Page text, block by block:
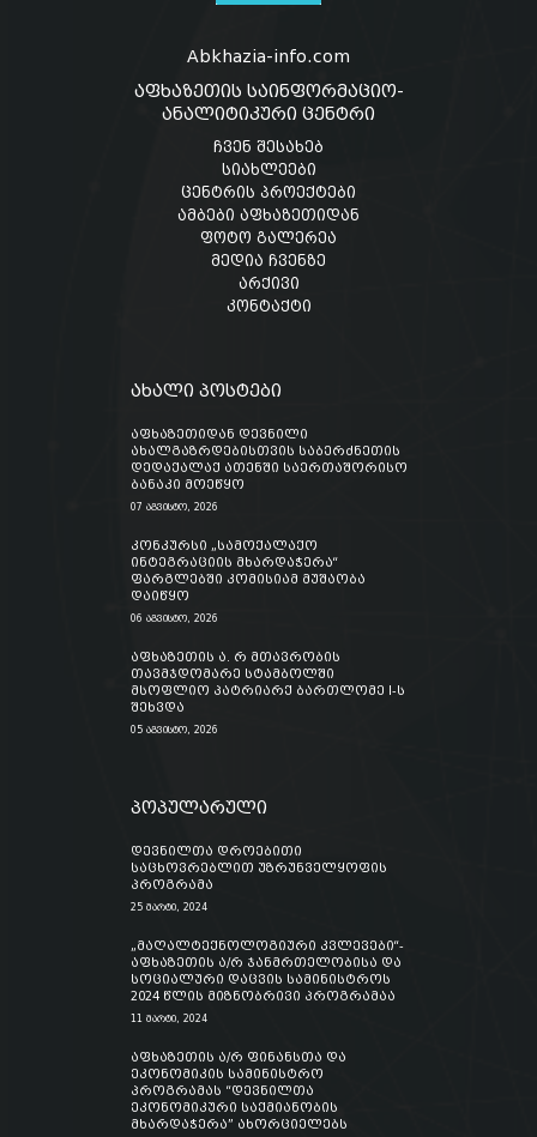
Abkhazia-info.com
აფხაზეთის საინფორმაციო-
ანალიტიკური ცენტრი
ჩვენ შესახებ
სიახლეები
ცენტრის პროექტები
ამბები აფხაზეთიდან
ფოტო გალერეა
მედია ჩვენზე
არქივი
კონტაქტი
ახალი პოსტები
აფხაზეთიდან დევნილი
ახალგაზრდებისთვის საბერძნეთის
დედაქალაქ ათენში საერთაშორისო
ბანაკი მოეწყო
07 აგვისტო, 2026
კონკურსი „სამოქალაქო
ინტეგრაციის მხარდაჭერა“
ფარგლებში კომისიამ მუშაობა
დაიწყო
06 აგვისტო, 2026
აფხაზეთის ა. რ მთავრობის
თავმჯდომარე სტამბოლში
მსოფლიო პატრიარქ ბართლომე I-ს
შეხვდა
05 აგვისტო, 2026
პოპულარული
დევნილთა დროებითი
საცხოვრებლით უზრუნველყოფის
პროგრამა
25 მარტი, 2024
„მაღალტექნოლოგიური კვლევები“-
აფხაზეთის ა/რ ჯანმრთელობისა და
სოციალური დაცვის სამინისტროს
2024 წლის მიზნობრივი პროგრამაა
11 მარტი, 2024
აფხაზეთის ა/რ ფინანსთა და
ეკონომიკის სამინისტრო
პროგრამას “დევნილთა
ეკონომიკური საქმიანობის
მხარდაჭერა” ახორციელებს